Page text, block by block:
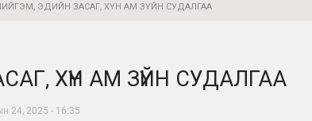
ЭДИЙН ЗАСАГ, ХҮН АМ ЗҮЙН СУДАЛГАА
ХҮН АМ ЗҮЙН СУДАЛГАА
24, 2025 - 16:35